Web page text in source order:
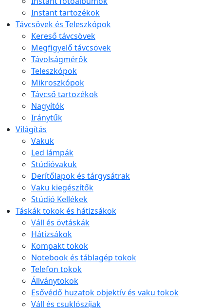
Instant tartozékok
Távcsövek és Teleszkópok
Kereső távcsövek
Megfigyelő távcsövek
Távolságmérők
Teleszkópok
Mikroszkópok
Távcső tartozékok
Nagyítók
Iránytűk
Világítás
Vakuk
Led lámpák
Stúdióvakuk
Derítőlapok és tárgysátrak
Vaku kiegészítők
Stúdió Kellékek
Táskák tokok és hátizsákok
Váll és övtáskák
Hátizsákok
Kompakt tokok
Notebook és táblagép tokok
Telefon tokok
Állványtokok
Esővédő huzatok objektív és vaku tokok
Váll és csuklószíjak